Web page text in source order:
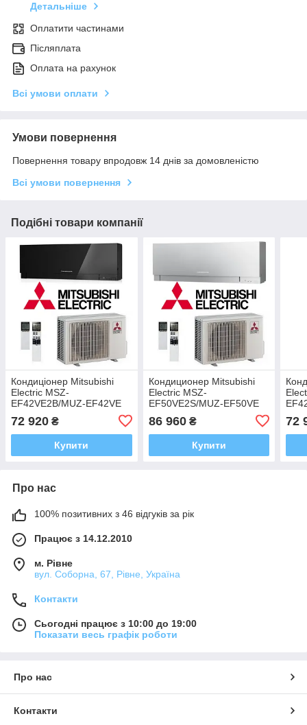
Детальніше
Оплатити частинами
Післяплата
Оплата на рахунок
Всі умови оплати
Умови повернення
Повернення товару впродовж 14 днів за домовленістю
Всі умови повернення
Подібні товари компанії
Кондиціонер Mitsubishi
Electric MSZ-
EF42VE2B/MUZ-EF42VE
72 920 ₴
Купити
Кондиционер Mitsubishi
Electric MSZ-
EF50VE2S/MUZ-EF50VE
86 960₴
Купити
72
Про нас
100% позитивних з 46 відгуків за рік
Працює з 14.12.2010
м. Рівне
вул. Соборна, 67, Рівне, Україна
Контакти
Сьогодні працює з 10:00 до 19:00
Показати весь графік роботи
Про нас
Контакти